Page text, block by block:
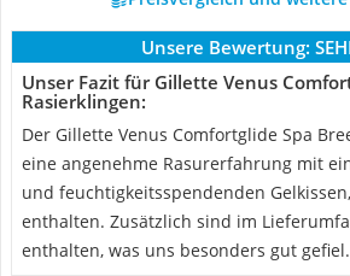
Unsere Bewertung:
Unser Fazit für Gillette Venus
Rasierklingen:
Der Gillette Venus Comfortglide Spa
eine angenehme Rasurerfahrung mit
und feuchtigkeitsspendenden
enthalten. Zusätzlich sind im
enthalten, was uns besonders gut gefiel.